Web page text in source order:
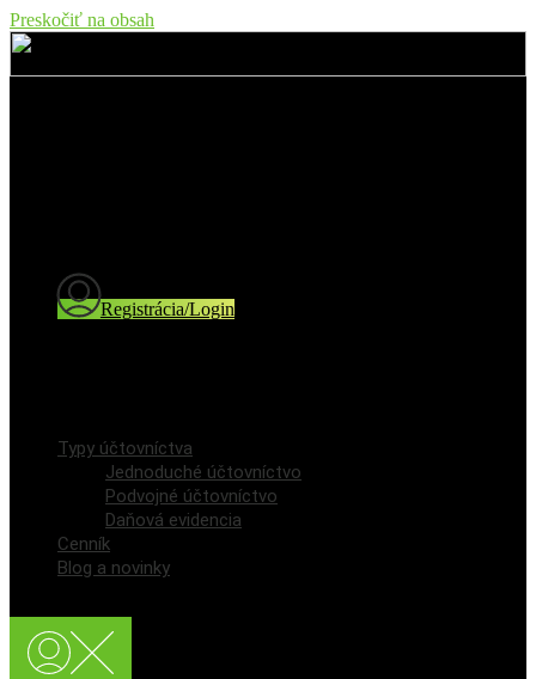
Preskočiť na obsah
Registrácia/Login
Typy účtovníctva
Jednoduché účtovníctvo
Podvojné účtovníctvo
Daňová evidencia
Cenník
Blog a novinky